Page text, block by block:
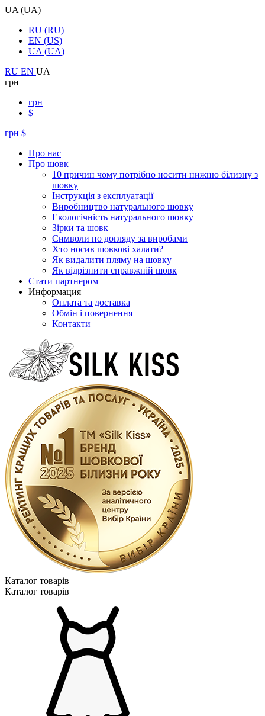
UA (UA)
RU (RU)
EN (US)
UA (UA)
RU EN UA
грн
грн
$
грн $
Про нас
Про шовк
10 причин чому потрібно носити нижню білизну з
шовку
Інструкція з експлуатації
Виробництво натурального шовку
Екологічність натурального шовку
Зірки та шовк
Символи по догляду за виробами
Хто носив шовкові халати?
Як видалити пляму на шовку
Як відрізнити справжній шовк
Стати партнером
Информация
Оплата та доставка
Обмін і повернення
Контакти
Каталог товарiв
Каталог товарiв